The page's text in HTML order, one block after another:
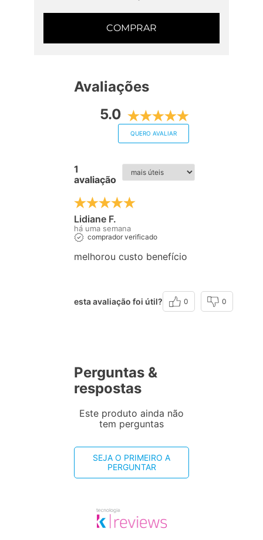
COMPRAR
Avaliações
5.0
QUERO AVALIAR
1
avaliação
Lidiane F.
há uma semana
comprador verificado
melhorou custo benefício
esta avaliação foi útil? 0 0
Perguntas &
respostas
Este produto ainda não
tem perguntas
SEJA O PRIMEIRO A
PERGUNTAR